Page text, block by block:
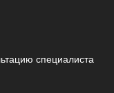
специалиста